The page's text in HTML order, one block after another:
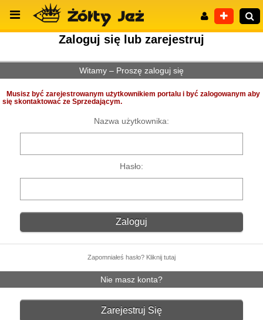
Wyszukiwanie zaawansowane
Zaloguj się lub zarejestruj
Witamy – Proszę zaloguj się
Musisz być zarejestrowanym użytkownikiem portalu i być zalogowanym aby
się skontaktować ze Sprzedającym.
Nazwa użytkownika:
Hasło:
Zapomniałeś hasło? Kliknij tutaj
Nie masz konta?
Zarejestruj Się